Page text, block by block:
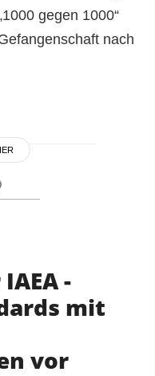
gegen 1000“
nach
-
mit
vor